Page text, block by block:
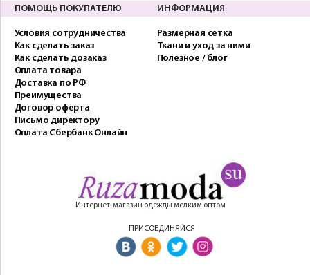
ПОМОЩЬ ПОКУПАТЕЛЮ
Условия сотрудничества
Как сделать заказ
Как сделать дозаказ
Оплата товара
Доставка по РФ
Преимущества
Договор оферта
Письмо директору
Оплата Сбербанк Онлайн
ИНФОРМАЦИЯ
Размерная сетка
Ткани и уход за ними
Полезное / блог
Интернет-магазин одежды мелким оптом
ПРИСОЕДИНЯЙСЯ